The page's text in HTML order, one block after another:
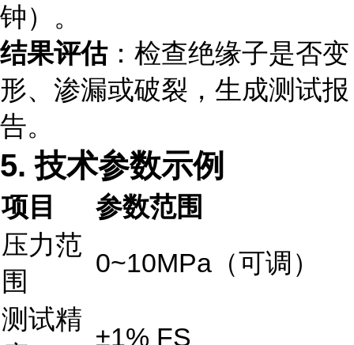
钟）。
结果评估：检查绝缘子是否变
形、渗漏或破裂，生成测试报
告。
5. 技术参数示例
项目
参数范围
压力范
围
0~10MPa（可调）
测试精
±1% FS